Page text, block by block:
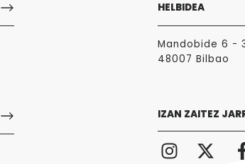
HELBIDEA
Mandobide 6 -
48007 Bilbao
IZAN ZAITEZ